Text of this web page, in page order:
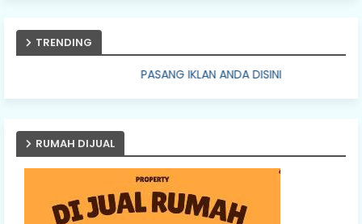
TRENDING
PASANG IKLAN ANDA DISINI
RUMAH DIJUAL